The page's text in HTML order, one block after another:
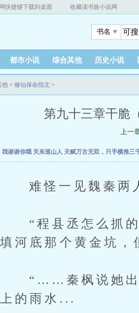
快捷键下载到桌面 收藏读书族小说网
书名
都市小说 综合其他 历史小说
他 > 修仙保命指北 >
第九十三章干脆
上一
我谢谢你哦 关东巡山人 天赋万古无双，只手横推三
怪一见魏秦两人
县丞怎么抓的你
河底那个黄金坑，
秦枫说她出去
的雨水...